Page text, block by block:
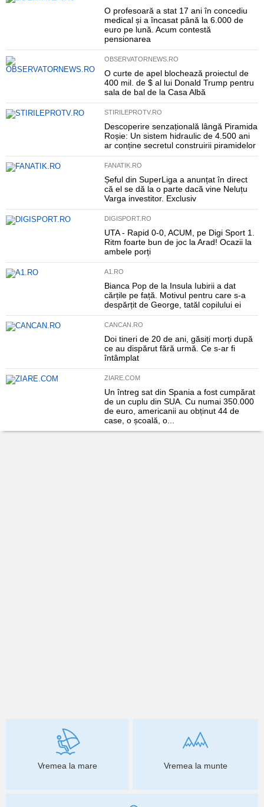
O profesoară a stat 17 ani în concediu
medical și a încasat până la 6.000 de
euro pe lună. Acum contestă
pensionarea
OBSERVATORNEWS.RO
O curte de apel blochează proiectul de
400 mil. de $ al lui Donald Trump pentru
sala de bal de la Casa Albă
STIRILEPROTV.RO
Descoperire senzațională lângă Piramida
Roșie: Un sistem hidraulic de 4.500 ani
ar conține secretul construirii piramidelor
FANATIK.RO
Șeful din SuperLiga a anunțat în direct
că el se dă la o parte dacă vine Neluțu
Varga investitor. Exclusiv
DIGISPORT.RO
UTA - Rapid 0-0, ACUM, pe Digi Sport 1.
Ritm foarte bun de joc la Arad! Ocazii la
ambele porți
A1.RO
Bianca Pop de la Insula Iubirii a dat
cărțile pe față. Motivul pentru care s-a
despărțit de George, tatăl copilului ei
CANCAN.RO
Doi tineri de 20 de ani, găsiți morți după
ce au dispărut fără urmă. Ce s-ar fi
întâmplat
ZIARE.COM
Un întreg sat din Spania a fost cumpărat
de un cuplu din SUA. Cu numai 350.000
de euro, americanii au obținut 44 de
case, o școală, o...
Vremea la mare Vremea la munte